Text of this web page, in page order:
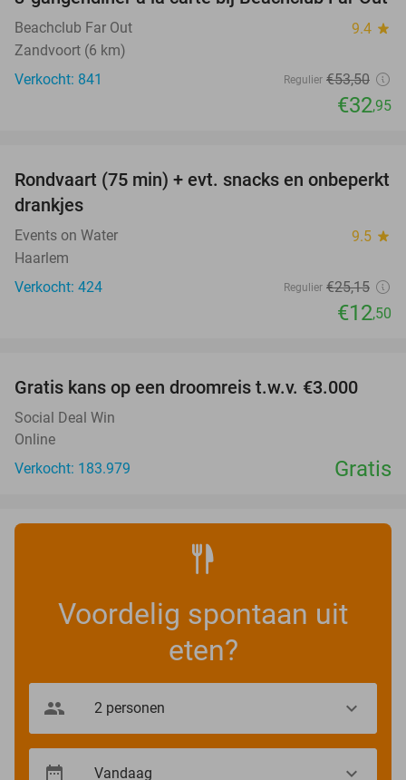
Beachclub Far Out 9.4 star
Zandvoort (6 km)
Verkocht: 841
Regulier €53,50
€32,95
50%
Rondvaart (75 min) + evt. snacks en onbeperkt
drankjes
Events on Water 9.5 star
Haarlem
Verkocht: 424
Regulier €25,15
€12,50
Gratis kans op een droomreis t.w.v. €3.000
Social Deal Win
Online
Verkocht: 183.979
Gratis
Voordelig spontaan uit
eten?